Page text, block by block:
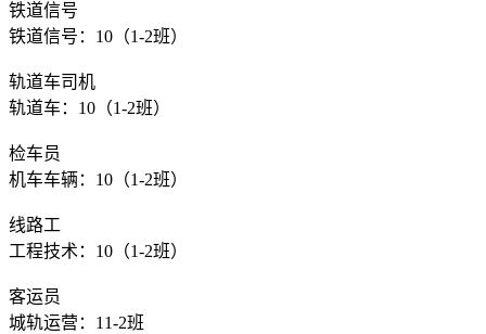
铁道信号
铁道信号：10（1-2班）
轨道车司机
轨道车：10（1-2班）
检车员
机车车辆：10（1-2班）
线路工
工程技术：10（1-2班）
客运员
城轨运营：11-2班